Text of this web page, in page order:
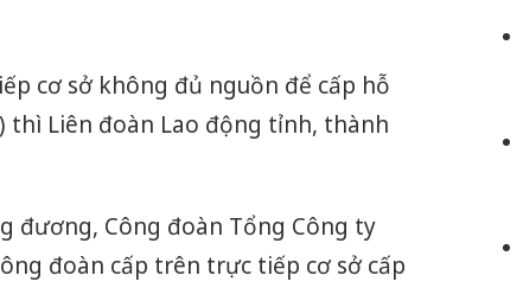
cơ sở không đủ nguồn để cấp hỗ
Liên đoàn Lao động tỉnh, thành
đương, Công đoàn Tổng Công ty
đoàn cấp trên trực tiếp cơ sở cấp